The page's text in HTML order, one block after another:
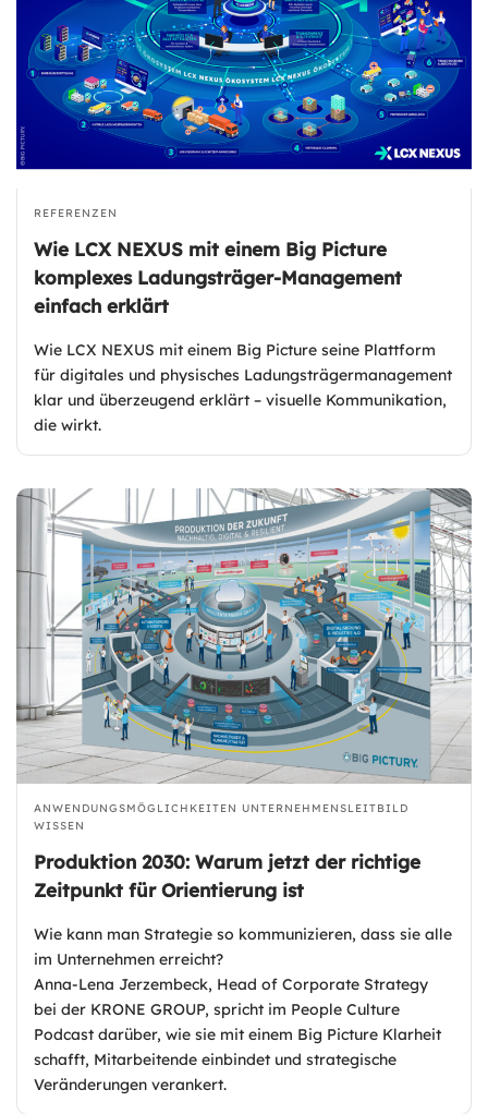
REFERENZEN
Wie LCX NEXUS mit einem Big Picture
komplexes Ladungsträger-Management
einfach erklärt
Wie LCX NEXUS mit einem Big Picture seine Plattform
für digitales und physisches Ladungsträgermanagement
klar und überzeugend erklärt – visuelle Kommunikation,
die wirkt.
ANWENDUNGSMÖGLICHKEITEN UNTERNEHMENSLEITBILD
WISSEN
Produktion 2030: Warum jetzt der richtige
Zeitpunkt für Orientierung ist
Wie kann man Strategie so kommunizieren, dass sie alle
im Unternehmen erreicht?
Anna-Lena Jerzembeck, Head of Corporate Strategy
bei der KRONE GROUP, spricht im People Culture
Podcast darüber, wie sie mit einem Big Picture Klarheit
schafft, Mitarbeitende einbindet und strategische
Veränderungen verankert.